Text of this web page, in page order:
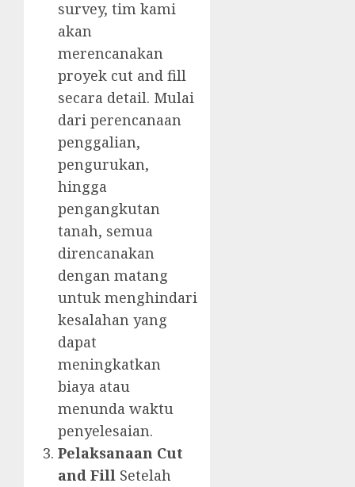
survey, tim kami
akan
merencanakan
proyek cut and fill
secara detail. Mulai
dari perencanaan
penggalian,
pengurukan,
hingga
pengangkutan
tanah, semua
direncanakan
dengan matang
untuk menghindari
kesalahan yang
dapat
meningkatkan
biaya atau
menunda waktu
penyelesaian.
Pelaksanaan Cut
and Fill Setelah